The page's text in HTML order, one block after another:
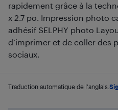
rapidement grâce à la
x 2.7 po. Impression photo
adhésif SELPHY photo
d’imprimer et de coller des
sociaux.
Traduction automatique de l'anglais.